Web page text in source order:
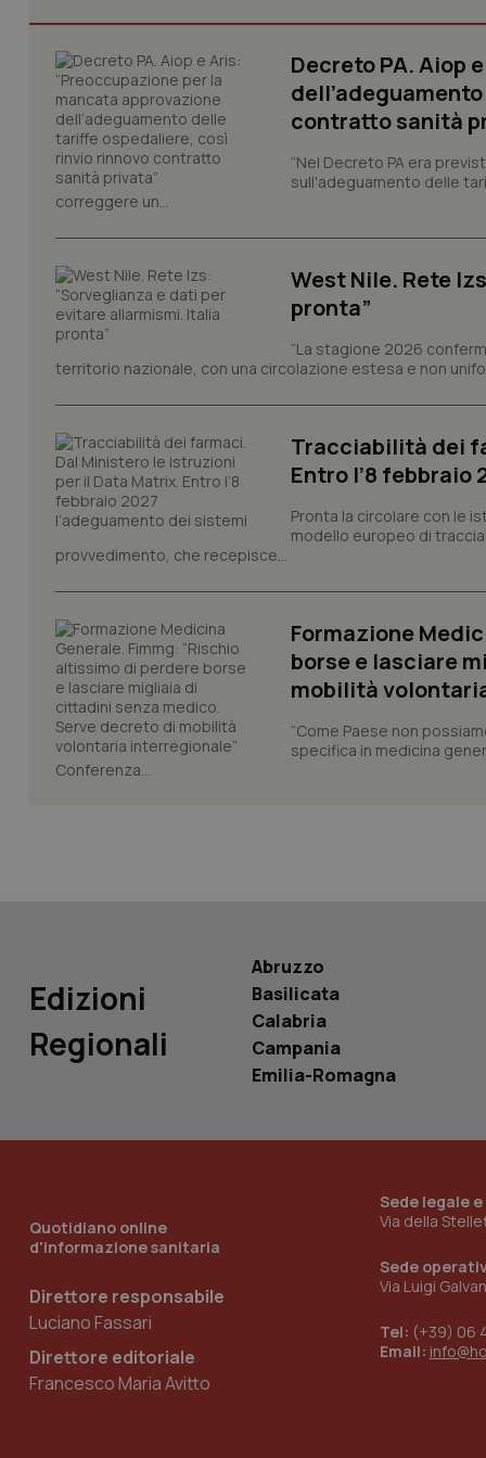
Decreto PA. Aiop
contratto sanità
“Nel Decreto PA era
sull'adeguamento delle
correggere un...
West Nile. Rete
pronta”
“La stagione 2026
territorio nazionale, con una circolazione estesa e non
Tracciabilità dei
Entro l’8 febbraio
Pronta la circolare con le
modello europeo di
provvedimento, che recepisce...
Formazione
borse e lasciare
mobilità
“Come Paese non
specifica in medicina
Conferenza...
Edizioni
Regionali
Abruzzo
Basilicata
Calabria
Campania
Emilia-Romagna
Quotidiano online
d'informazione sanitaria
Direttore responsabile
Luciano Fassari
Direttore editoriale
Francesco Maria Avitto
Sede legale
Via della
Sede
Via Luigi
Tel: (+39) 06
Email:
I cookie necessari
Nome
tracking-sites-
_ga
PHPSESSID
YSC
ROLLOUT_TOKEN
ironfish-tracking-
named-enable